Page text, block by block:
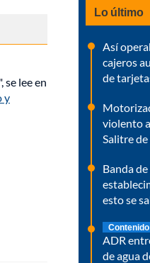
lee en
y
Lo último
Así
cajeros
de
violento
Salitre
Banda
esto se
ADR
de agua